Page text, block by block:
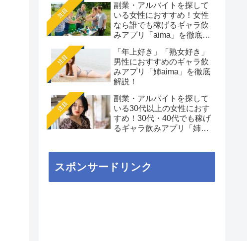
注目
副業・アルバイトを探して
いる女性におすすめ！女性
なら誰でも稼げるギャラ飲
みアプリ「aima」を徹底解
注目
「年上好き」「熟女好き」
男性におすすめのギャラ飲
みアプリ「姉aima」を徹底
解説！
注目
副業・アルバイトを探して
いる30代以上の女性におす
すめ！30代・40代でも稼げ
るギャラ飲みアプリ「姉
スポンサードリンク